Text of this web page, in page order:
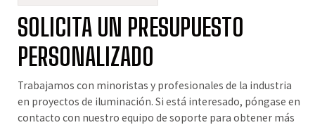
SOLICITA UN PRESUPUESTO
PERSONALIZADO
Trabajamos con minoristas y profesionales de la industria
en proyectos de iluminación. Si está interesado, póngase en
contacto con nuestro equipo de soporte para obtener más